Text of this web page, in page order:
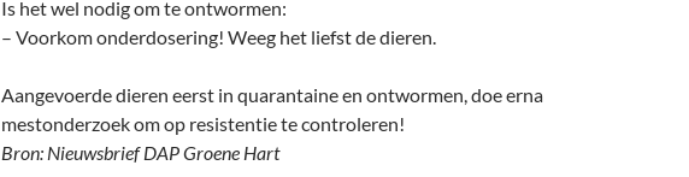
Is het wel nodig om te ontwormen:
– Voorkom onderdosering! Weeg het liefst de dieren.
Aangevoerde dieren eerst in quarantaine en ontwormen, doe erna
mestonderzoek om op resistentie te controleren!
Bron: Nieuwsbrief DAP Groene Hart